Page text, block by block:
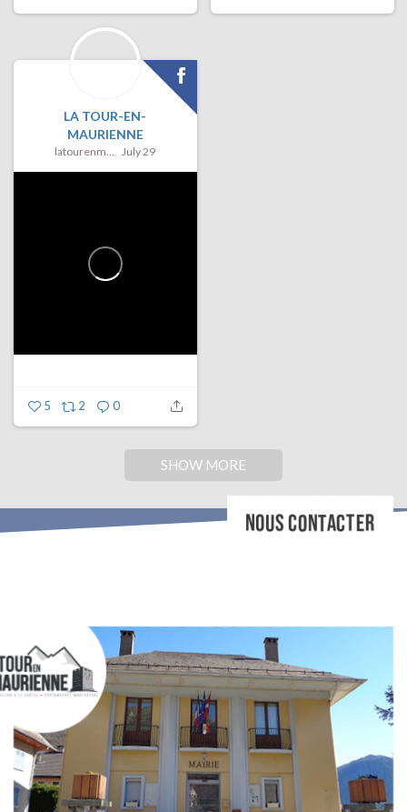
LA TOUR-EN-
MAURIENNE
latourenmaurienne July 29
5 2 0
SHOW MORE
NOUS CONTACTER